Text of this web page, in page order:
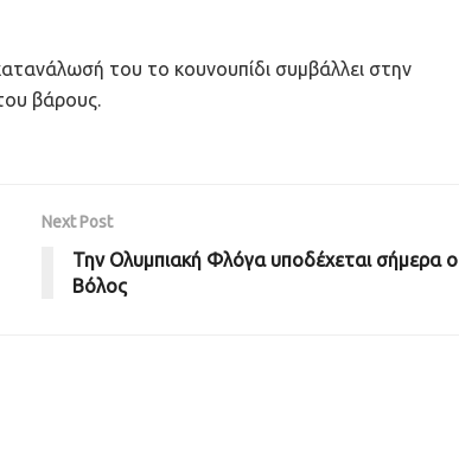
του το κουνουπίδι συμβάλλει στην
βάρους.
Next Post
Την Ολυμπιακή Φλόγα υποδέχεται σήμερα ο
Βόλος